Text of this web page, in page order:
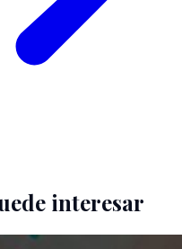
interesar